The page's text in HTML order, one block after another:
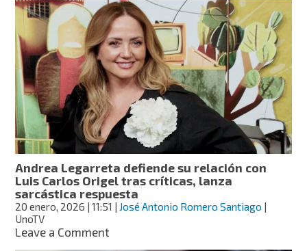
contra
monstruos
no
es
fácil”:
Imelda
Tuñón
tunde
a
Maribel
Guardia
Andrea Legarreta defiende su relación con
Luis Carlos Origel tras críticas, lanza
sarcástica respuesta
20 enero, 2026 | 11:51 José Antonio Romero Santiago
UnoTV
Leave a Commenton